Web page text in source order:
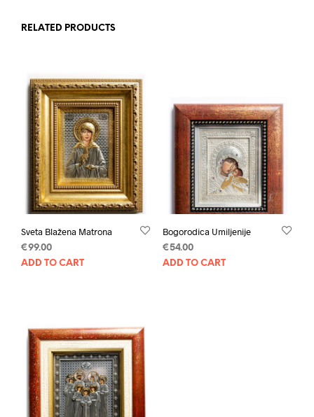
RELATED PRODUCTS
Sveta Blažena Matrona
€99.00
ADD TO CART
Bogorodica Umiljenije
€54.00
ADD TO CART